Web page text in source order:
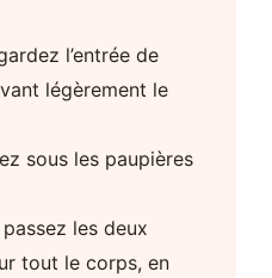
l’entrée de
légèrement le
sous les paupières
passez les deux
tout le corps, en